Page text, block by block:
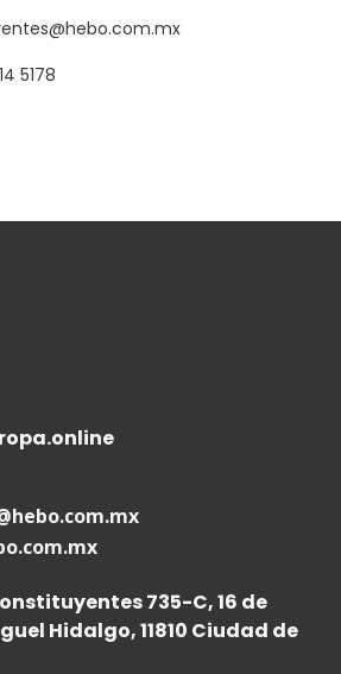
5178
735-C, 16 de
Hidalgo, 11810 Ciudad de